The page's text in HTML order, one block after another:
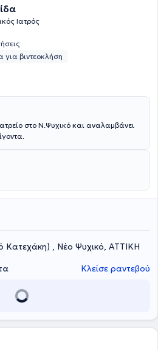
Ιατρός
για βιντεοκλήση
στο Ν.Ψυχικό και αναλαμβάνει
Κατεχάκη) , Νέο Ψυχικό, ΑΤΤΙΚΗ
Κλείσε ραντεβού